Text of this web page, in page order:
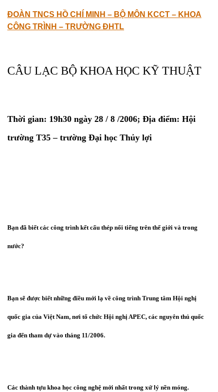
ĐOÀN TNCS HỒ CHÍ MINH – BỘ MÔN KCCT – KHOA
CÔNG TRÌNH – TRƯỜNG ĐHTL
CÂU LẠC BỘ KHOA HỌC KỸ THUẬT
Thời gian: 19h30 ngày 28 / 8 /2006; Địa điểm: Hội
trường T35 – trường Đại học Thủy lợi
Bạn đã biết các công trình kết cấu thép nổi tiếng trên thế giới và trong
nước?
Bạn sẽ được biết những điều mới lạ về công trình Trung tâm Hội nghị
quốc gia của Việt Nam, nơi tổ chức Hội nghị APEC, các nguyên thủ quốc
gia đến tham dự vào tháng 11/2006.
Các thành tựu khoa học công nghệ mới nhất trong xử lý nền móng.